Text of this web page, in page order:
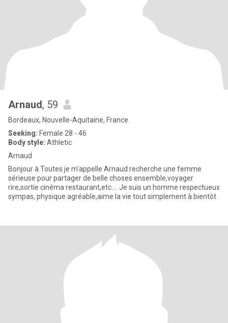
Arnaud, 59
Bordeaux, Nouvelle-Aquitaine, France
Seeking: Female 28 - 46
Body style: Athletic
Arnaud
Bonjour à Toutes je m'appelle Arnaud recherche une femme
sérieuse pour partager de belle choses ensemble,voyager
rire,sortie cinéma restaurant,etc.... Je suis un homme respectueux
sympas, physique agréable,aime la vie tout simplement à bientôt